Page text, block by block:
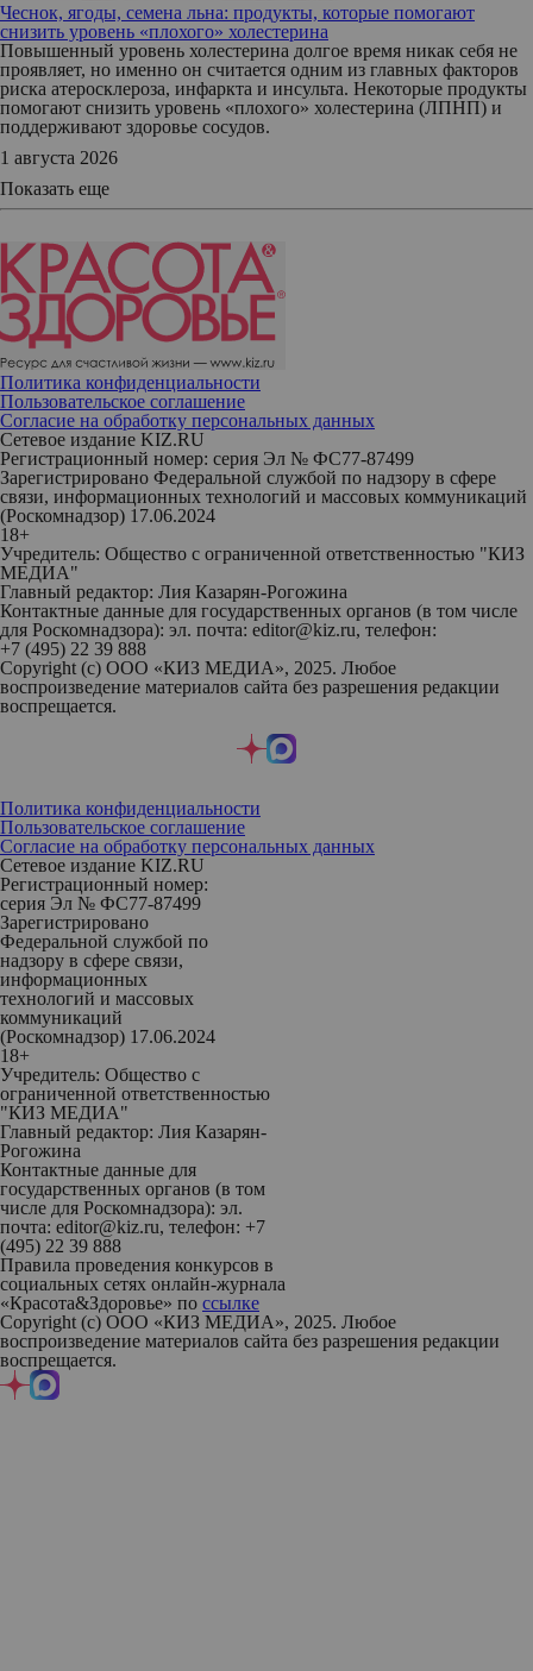
Чеснок, ягоды, семена льна: продукты, которые помогают
снизить уровень «плохого» холестерина
Повышенный уровень холестерина долгое время никак себя не
проявляет, но именно он считается одним из главных факторов
риска атеросклероза, инфаркта и инсульта. Некоторые продукты
помогают снизить уровень «плохого» холестерина (ЛПНП) и
поддерживают здоровье сосудов.
1 августа 2026
Показать еще
Политика конфиденциальности
Пользовательское соглашение
Согласие на обработку персональных данных
Сетевое издание KIZ.RU
Регистрационный номер: серия Эл № ФС77-87499
Зарегистрировано Федеральной службой по надзору в сфере
связи, информационных технологий и массовых коммуникаций
(Роскомнадзор) 17.06.2024
18+
Учредитель: Общество с ограниченной ответственностью "КИЗ
МЕДИА"
Главный редактор: Лия Казарян-Рогожина
Контактные данные для государственных органов (в том числе
для Роскомнадзора): эл. почта: editor@kiz.ru, телефон:
+7 (495) 22 39 888
Copyright (с) ООО «КИЗ МЕДИА», 2025. Любое
воспроизведение материалов сайта без разрешения редакции
воспрещается.
Политика конфиденциальности
Пользовательское соглашение
Согласие на обработку персональных данных
Сетевое издание KIZ.RU
Регистрационный номер:
серия Эл № ФС77-87499
Зарегистрировано
Федеральной службой по
надзору в сфере связи,
информационных
технологий и массовых
коммуникаций
(Роскомнадзор) 17.06.2024
18+
Учредитель: Общество с
ограниченной ответственностью
"КИЗ МЕДИА"
Главный редактор: Лия Казарян-
Рогожина
Контактные данные для
государственных органов (в том
числе для Роскомнадзора): эл.
почта: editor@kiz.ru, телефон: +7
(495) 22 39 888
Правила проведения конкурсов в
социальных сетях онлайн-журнала
«Красота&Здоровье» по ссылке
Copyright (с) ООО «КИЗ МЕДИА», 2025. Любое
воспроизведение материалов сайта без разрешения редакции
воспрещается.